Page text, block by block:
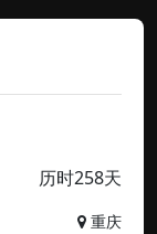
历时258天
重庆